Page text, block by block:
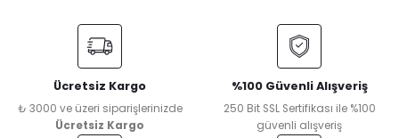
Ücretsiz Kargo
₺ 3000 ve üzeri siparişlerinizde
Ücretsiz Kargo
%100 Güvenli Alışveriş
250 Bit SSL Sertifikası ile %100
güvenli alışveriş